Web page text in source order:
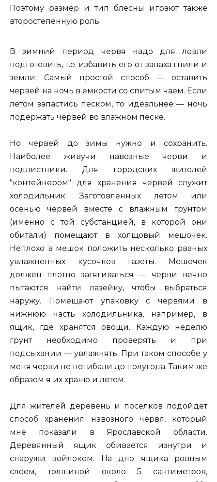
Поэтому размер и тип блесны играют также
второстепенную роль.
В зимний период червя надо для ловли
подготовить, т.е. избавить его от запаха гнили и
земли. Самый простой способ — оставить
червей на ночь в емкости со спитым чаем. Если
летом запастись песком, то идеальнее — ночь
подержать червей во влажном песке.
Но червей до зимы нужно и сохранить.
Наиболее живучи навозные черви и
подлистники. Для городских жителей
"контейнером" для хранения червей служит
холодильник. Заготовленных летом или
осенью червей вместе с влажным грунтом
(именно с той субстанцией, в которой они
обитали) помещают в холщовый мешочек.
Неплохо в мешок положить несколько рваных
увлажненных кусочков газеты. Мешочек
должен плотно затягиваться — черви вечно
пытаются найти лазейку, чтобы выбраться
наружу. Помещают упаковку с червями в
нижнюю часть холодильника, например, в
ящик, где хранятся овощи. Каждую неделю
грунт необходимо проверять и при
подсыхании — увлажнять. При таком способе у
меня черви не погибали до полугода. Таким же
образом я их храню и летом.
Для жителей деревень и поселков подойдет
способ хранения навозного червя, который
мне показали в Ярославской области.
Деревянный ящик обивается изнутри и
снаружи войлоком. На дно ящика ровным
слоем, толщиной около 5 сантиметров,